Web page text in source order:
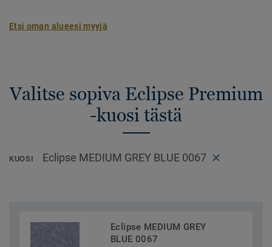
Etsi oman alueesi myyjä
Valitse sopiva Eclipse Premium
-kuosi tästä
KUOSI Eclipse MEDIUM GREY BLUE 0067
Eclipse MEDIUM GREY
BLUE 0067